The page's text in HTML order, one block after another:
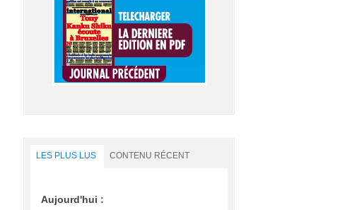
LES PLUS LUS CONTENU RÉCENT
Aujourd'hui :